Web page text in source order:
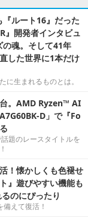
ルート16』だった
』開発者インタビュ
魂。そして41年
した世界に1本だけ
に生まれるものとは。
。AMD Ryzen™ AI
D」で『Fo
題のレースタイトルを
！懐かしくも色褪せ
』遊びやすい機能も
のにぴったり
えて復活！